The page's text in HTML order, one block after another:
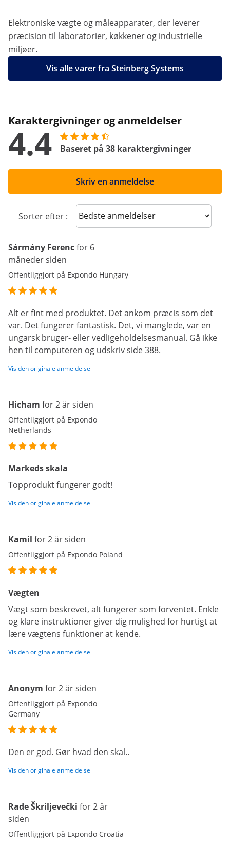
Elektroniske vægte og måleapparater, der leverer
præcision til laboratorier, køkkener og industrielle
miljøer.
Vis alle varer fra Steinberg Systems
Karaktergivninger og anmeldelser
4.4 Baseret på 38 karaktergivninger
Skriv en anmeldelse
Sorter efter : Sort reviews
Sármány Ferencfor 6
måneder siden
Offentliggjort på Expondo Hungary
Alt er fint med produktet. Det ankom præcis som det
var. Det fungerer fantastisk. Det, vi manglede, var en
ungarsk bruger- eller vedligeholdelsesmanual. Gå ikke
hen til computeren og udskriv side 388.
Vis den originale anmeldelse
Hicham for 2 år siden
Offentliggjort på Expondo
Netherlands
Markeds skala
Topprodukt fungerer godt!
Vis den originale anmeldelse
Kamil for 2 år siden
Offentliggjort på Expondo Poland
Vægten
Vægt som beskrevet, alt fungerer som forventet. Enkle
og klare instruktioner giver dig mulighed for hurtigt at
lære vægtens funktioner at kende.
Vis den originale anmeldelse
Anonym for 2 år siden
Offentliggjort på Expondo
Germany
Den er god. Gør hvad den skal..
Vis den originale anmeldelse
Rade Škriljevečki for 2 år
siden
Offentliggjort på Expondo Croatia